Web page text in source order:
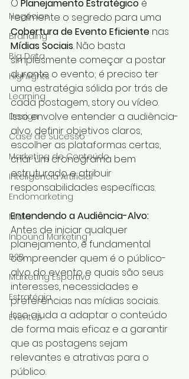
Negócios
Branding
Big Data
Highlights
Learning
Design
Case de Sucesso
Marketing de Conteúdo
Inteligência Artificial
Endomarketing
Mídia
Inbound Marketing
B2B
Marketing Esportivo
Estratégia
Eventos
O Planejamento Estratégico é
realmente o segredo para uma
Cobertura de Evento Eficiente nas
Mídias Sociais. Não basta
simplesmente começar a postar
durante o evento; é preciso ter
uma estratégia sólida por trás de
cada postagem, story ou vídeo.
Isso envolve entender a audiência-
alvo, definir objetivos claros,
escolher as plataformas certas,
criar um cronograma bem
estruturado e atribuir
responsabilidades específicas.
Entendendo a Audiência-Alvo:
Antes de iniciar qualquer
planejamento, é fundamental
compreender quem é o público-
alvo do evento e quais são seus
interesses, necessidades e
preferências nas mídias sociais.
Isso ajuda a adaptar o conteúdo
de forma mais eficaz e a garantir
que as postagens sejam
relevantes e atrativas para o
público.